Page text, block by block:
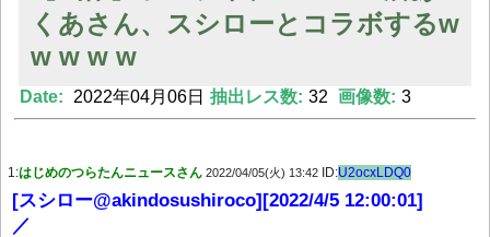
【画像あり】FacebookとかTwitterで拾ったエロ画像貼ってくよ
Powered by livedoor 相互RSS
くあさん、スシローとコラボするw
w w w w
Date: 2022年04月06日 抽出レス数: 32 画像数: 3
1:はじめのつらたんニュースさん 2022/04/05(火) 13:42 ID:U2ocxLDQ0
[スシロー@akindosushiroco][2022/4/5 12:00:01]
／